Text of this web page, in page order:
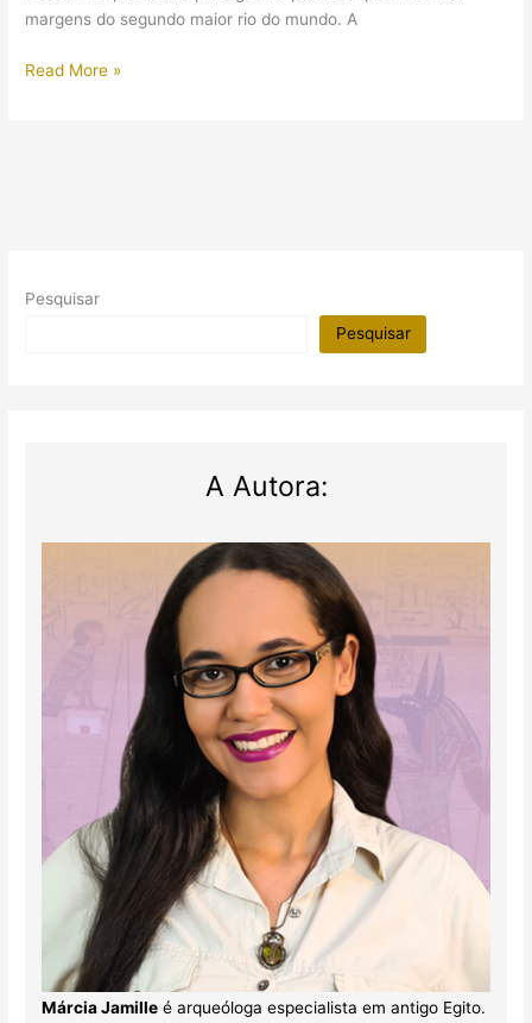
margens do segundo maior rio do mundo. A
Egito
Read More »
Pesquisar
Pesquisar
A Autora:
Márcia Jamilleé arqueóloga especialista em antigo Egito.